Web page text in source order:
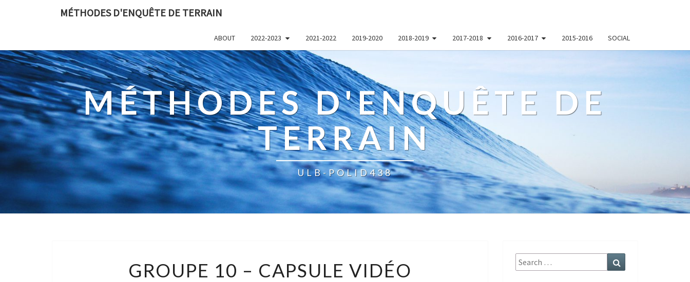
MÉTHODES D'ENQUÊTE DE TERRAIN
ABOUT 2022-2023 2021-2022 2019-2020 2018-2019 2017-2018 2016-2017 2015-2016 SOCIAL
MÉTHODES D'ENQUÊTE DE
TERRAIN
ULB-POLID438
10
GROUPE 10 – CAPSULE VIDÉO
Search
for: